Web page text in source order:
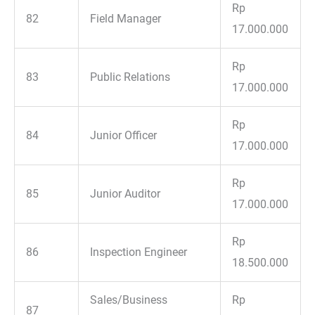
82 Field Manager
Rp
17.000.000
83 Public Relations
Rp
17.000.000
84 Junior Officer
Rp
17.000.000
85 Junior Auditor
Rp
17.000.000
86 Inspection Engineer
Rp
18.500.000
87
Sales/Business
Rp